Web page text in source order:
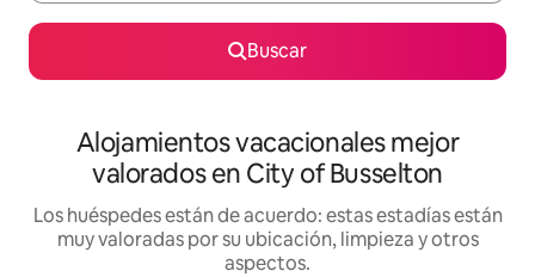
Buscar
Alojamientos vacacionales mejor
valorados en City of Busselton
Los huéspedes están de acuerdo: estas estadías están
muy valoradas por su ubicación, limpieza y otros
aspectos.